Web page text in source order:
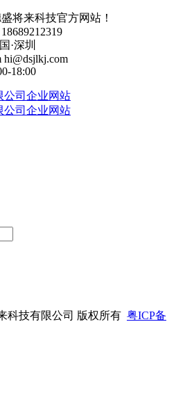
将来科技官方网站！
18689212319
·深圳
hi@dsjlkj.com
18:00
科技有限公司 版权所有 粤ICP备